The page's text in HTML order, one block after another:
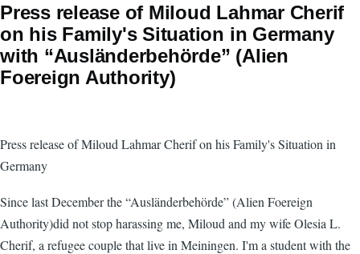
Press release of Miloud Lahmar Cherif
on his Family's Situation in Germany
with “Ausländerbehörde” (Alien
Foereign Authority)
Press release of Miloud Lahmar Cherif on his Family's Situation in
Germany
Since last December the “Ausländerbehörde” (Alien Foereign
Authority)did not stop harassing me, Miloud and my wife Olesia L.
Cherif, a refugee couple that live in Meiningen. I'm a student with the